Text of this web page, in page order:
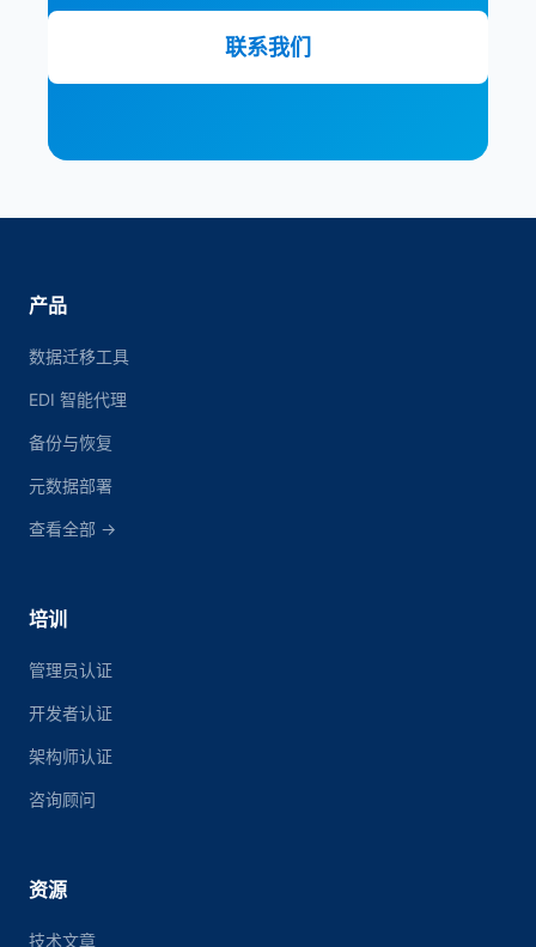
联系我们
产品
数据迁移工具
EDI 智能代理
备份与恢复
元数据部署
查看全部 →
培训
管理员认证
开发者认证
架构师认证
咨询顾问
资源
技术文章